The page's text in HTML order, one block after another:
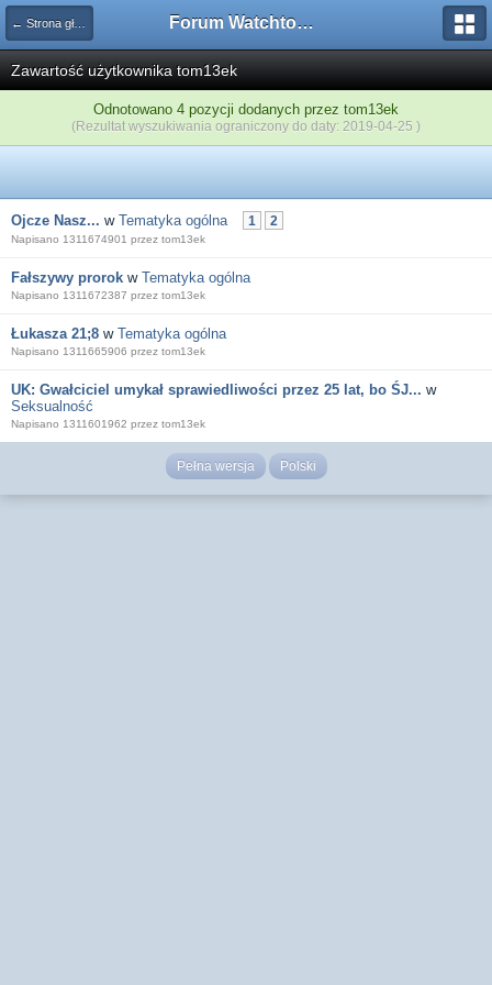
← Strona główna Forum Watchtower
Zawartość użytkownika tom13ek
Odnotowano 4 pozycji dodanych przez tom13ek
(Rezultat wyszukiwania ograniczony do daty: 2019-04-25 )
Ojcze Nasz... w Tematyka ogólna 1 2
Napisano 1311674901 przez tom13ek
Fałszywy prorok w Tematyka ogólna
Napisano 1311672387 przez tom13ek
Łukasza 21;8 w Tematyka ogólna
Napisano 1311665906 przez tom13ek
UK: Gwałciciel umykał sprawiedliwości przez 25 lat, bo ŚJ... w
Seksualność
Napisano 1311601962 przez tom13ek
Pełna wersja Polski